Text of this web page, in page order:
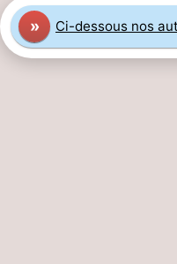
Monuments
-
Moulins
» Ci-dessous nos